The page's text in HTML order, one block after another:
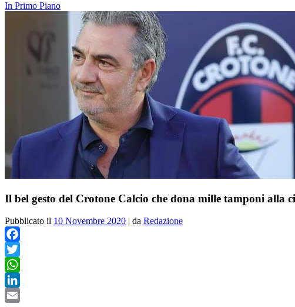
In Primo Piano
Il bel gesto del Crotone Calcio che dona mille tamponi alla
Pubblicato il 10 Novembre 2020 | da Redazione
Facebook
Twitter
WhatsApp
LinkedIn